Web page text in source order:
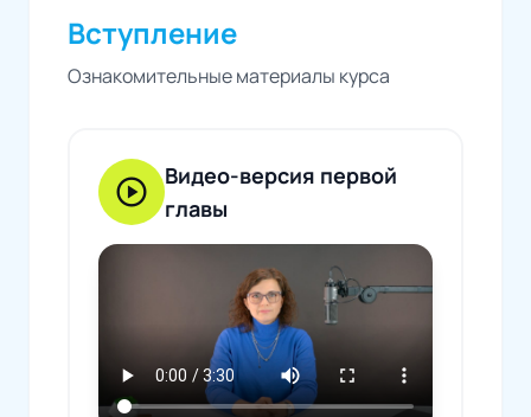
Вступление
Ознакомительные материалы курса
play_circle
Видео-версия первой
главы